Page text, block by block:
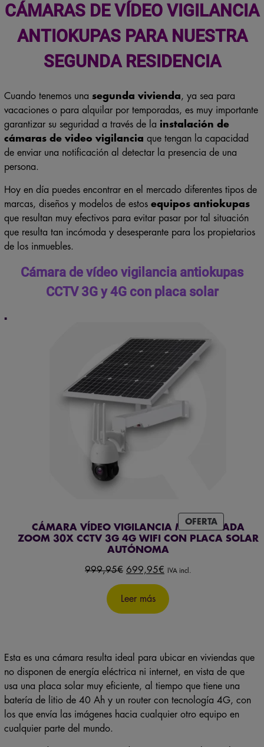
CÁMARAS DE VÍDEO VIGILANCIA
ANTIOKUPAS PARA NUESTRA
SEGUNDA RESIDENCIA
Cuando tenemos una segunda vivienda, ya sea para
vacaciones o para alquilar por temporadas, es muy importante
garantizar su seguridad a través de la instalación de
cámaras de video vigilancia que tengan la capacidad
de enviar una notificación al detectar la presencia de una
persona.
Hoy en día puedes encontrar en el mercado diferentes tipos de
marcas, diseños y modelos de estos equipos antiokupas
que resultan muy efectivos para evitar pasar por tal situación
que resulta tan incómoda y desesperante para los propietarios
de los inmuebles.
Cámara de vídeo vigilancia antiokupas
CCTV 3G y 4G con placa solar
OFERTAPRODUCTO
EN
CÁMARA VÍDEO VIGILANCIA MOTORIZADA
ZOOM 30X CCTV 3G 4G WIFI CON PLACA SOLAR
AUTÓNOMA
999,95€ El
precio
original
era:
699,95€ El
actual
es:
IVA incl.
Leer más
Esta es una cámara resulta ideal para ubicar en viviendas que
no disponen de energía eléctrica ni internet, en vista de que
usa una placa solar muy eficiente, al tiempo que tiene una
batería de litio de 40 Ah y un router con tecnología 4G, con
los que envía las imágenes hacia cualquier otro equipo en
cualquier parte del mundo.